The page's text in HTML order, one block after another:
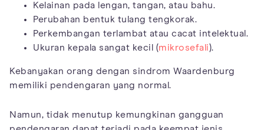
Kelainan pada lengan, tangan, atau bahu.
Perubahan bentuk tulang tengkorak.
Perkembangan terlambat atau cacat intelektual.
Ukuran kepala sangat kecil (mikrosefali).
Kebanyakan orang dengan sindrom Waardenburg
memiliki pendengaran yang normal.
Namun, tidak menutup kemungkinan gangguan